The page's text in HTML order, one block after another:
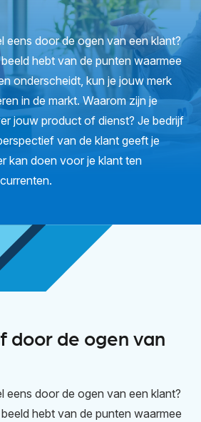
eens door de ogen van een klant?
hebt van de punten waarmee
onderscheidt, kun je jouw merk
in de markt. Waarom zijn je
jouw product of dienst? Je bedrijf
van de klant geeft je
kan doen voor je klant ten
door de ogen van
eens door de ogen van een klant?
hebt van de punten waarmee